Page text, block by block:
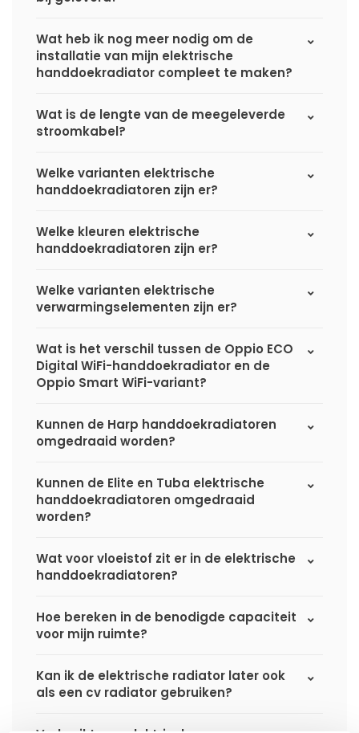
Wat heb ik nog meer nodig om de
installatie van mijn elektrische
handdoekradiator compleet te maken?
Wat is de lengte van de meegeleverde
stroomkabel?
Welke varianten elektrische
handdoekradiatoren zijn er?
Welke kleuren elektrische
handdoekradiatoren zijn er?
Welke varianten elektrische
verwarmingselementen zijn er?
Wat is het verschil tussen de Oppio ECO
Digital WiFi-handdoekradiator en de
Oppio Smart WiFi-variant?
Kunnen de Harp handdoekradiatoren
omgedraaid worden?
Kunnen de Elite en Tuba elektrische
handdoekradiatoren omgedraaid
worden?
Wat voor vloeistof zit er in de elektrische
handdoekradiatoren?
Hoe bereken in de benodigde capaciteit
voor mijn ruimte?
Kan ik de elektrische radiator later ook
als een cv radiator gebruiken?